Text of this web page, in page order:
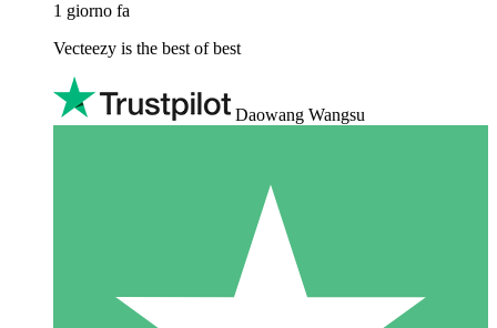
1 giorno fa
Vecteezy is the best of best
Daowang Wangsu